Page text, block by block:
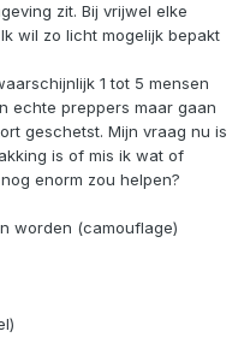
zit. Bij vrijwel elke
wil zo licht mogelijk bepakt
1 tot 5 mensen
echte preppers maar gaan
geschetst. Mijn vraag nu is
is of mis ik wat of
enorm zou helpen?
worden (camouflage)